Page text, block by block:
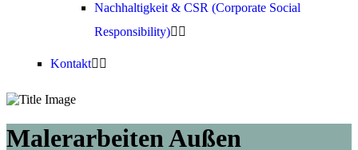
Nachhaltigkeit & CSR (Corporate Social
Responsibility)
Kontakt
Malerarbeiten Außen